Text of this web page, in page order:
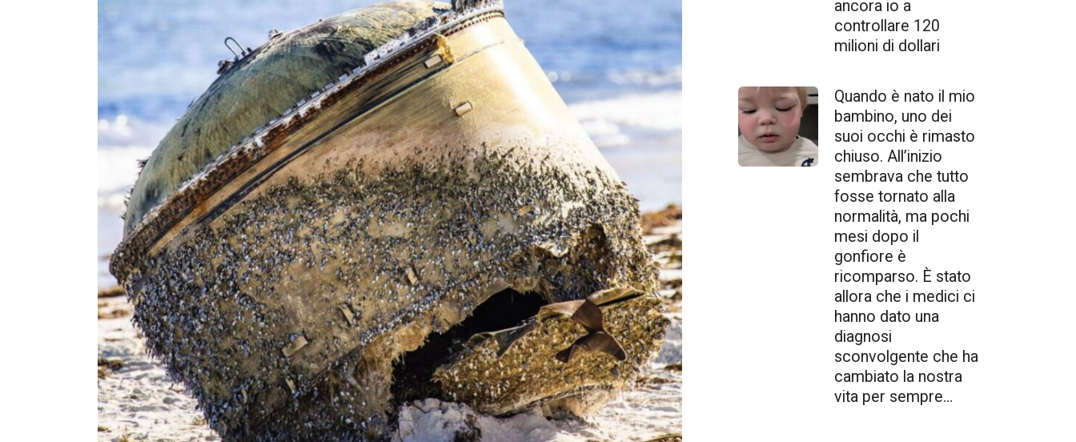
ancora io a
controllare 120
milioni di dollari
Quando è nato il mio
bambino, uno dei
suoi occhi è rimasto
chiuso. All’inizio
sembrava che tutto
fosse tornato alla
normalità, ma pochi
mesi dopo il
gonfiore è
ricomparso. È stato
allora che i medici ci
hanno dato una
diagnosi
sconvolgente che ha
cambiato la nostra
vita per sempre…